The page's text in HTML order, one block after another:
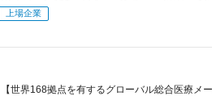
上場企業
【世界168拠点を有するグローバル総合医療